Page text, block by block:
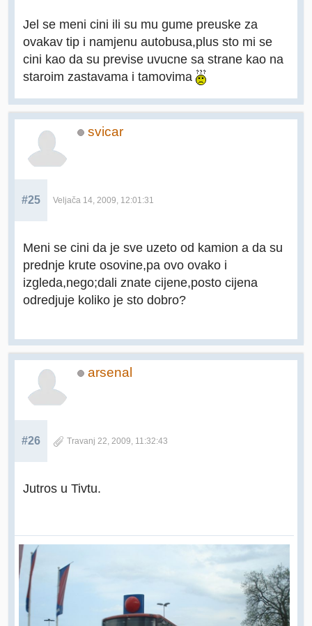
Jel se meni cini ili su mu gume preuske za
ovakav tip i namjenu autobusa,plus sto mi se
cini kao da su previse uvucne sa strane kao na
staroim zastavama i tamovima
svicar
#25 Veljača 14, 2009, 12:01:31
Meni se cini da je sve uzeto od kamion a da su
prednje krute osovine,pa ovo ovako i
izgleda,nego;dali znate cijene,posto cijena
odredjuje koliko je sto dobro?
arsenal
#26 Travanj 22, 2009, 11:32:43
Jutros u Tivtu.